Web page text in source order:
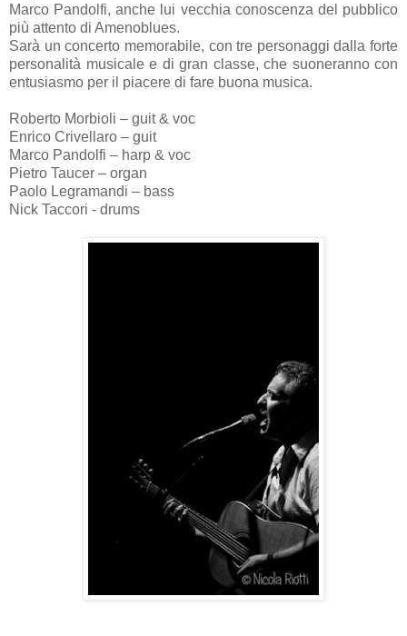
Marco Pandolfi, anche lui vecchia conoscenza del pubblico
più attento di Amenoblues.
Sarà un concerto memorabile, con tre personaggi dalla forte
personalità musicale e di gran classe, che suoneranno con
entusiasmo per il piacere di fare buona musica.
Roberto Morbioli – guit & voc
Enrico Crivellaro – guit
Marco Pandolfi – harp & voc
Pietro Taucer – organ
Paolo Legramandi – bass
Nick Taccori - drums